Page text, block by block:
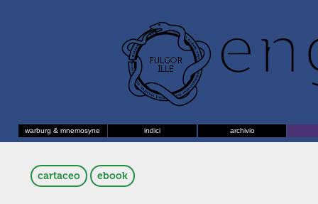
warburg & mnemosyne indici archivio
cartaceo ebook